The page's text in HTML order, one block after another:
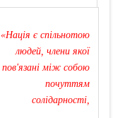
«Нація є спільнотою
людей, члени якої
пов'язані між собою
почуттям
солідарності,